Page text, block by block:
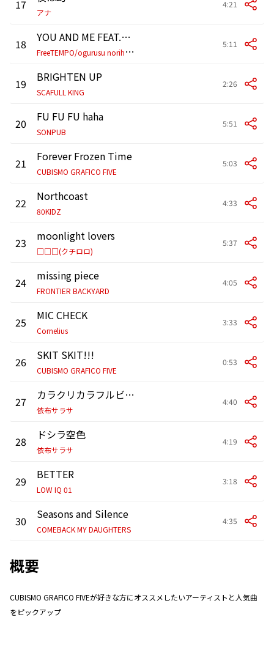
17
アナ
4:21
18
YOU AND ME FEAT.OGURUSU NORIHIDE
F
reeTEMPO/ogurusu norihide
5:11
19 BRIGHTEN UP
SCAFULL KING
2:26
20 FU FU FU haha
SONPUB
5:51
21 Forever Frozen Time
CUBISMO GRAFICO FIVE
5:03
22 Northcoast
80KIDZ
4:33
23 moonlight lovers
□□□(クチロロ)
5:37
24 missing piece
FRONTIER BACKYARD
4:05
25 MIC CHECK
Cornelius
3:33
26 SKIT SKIT!!!
CUBISMO GRAFICO FIVE
0:53
27 カラクリカラフルビジョン
依布サラサ
4:40
28 ドシラ空色
依布サラサ
4:19
29 BETTER
LOW IQ 01
3:18
30 Seasons and Silence
COMEBACK MY DAUGHTERS
4:35
概要
CUBISMO GRAFICO FIVEが好きな方にオススメしたいアーティストと人気曲
をピックアップ